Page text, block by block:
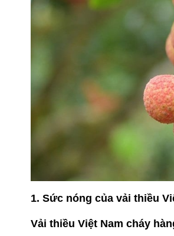
1. Sức nóng của vải thiều
Vải thiều Việt Nam cháy